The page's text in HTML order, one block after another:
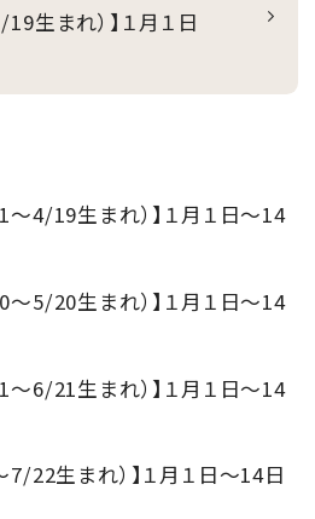
生まれ）】１月１日
～4/19生まれ）】１月１日～14
～5/20生まれ）】１月１日～14
～6/21生まれ）】１月１日～14
7/22生まれ）】１月１日～14日